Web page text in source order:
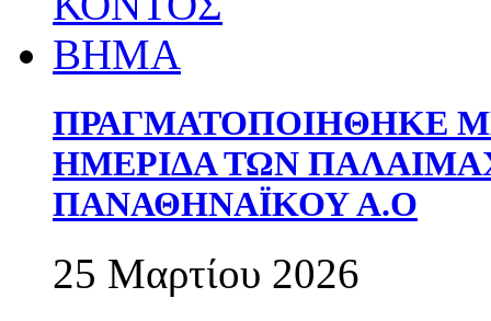
ΠΡΑΓΜΑΤΟΠΟΙΗΘΗΚΕ
ΗΜΕΡΙΔΑ ΤΩΝ
ΠΑΝΑΘΗΝΑΪΚΟΥ Α.Ο
25 Μαρτίου 2026